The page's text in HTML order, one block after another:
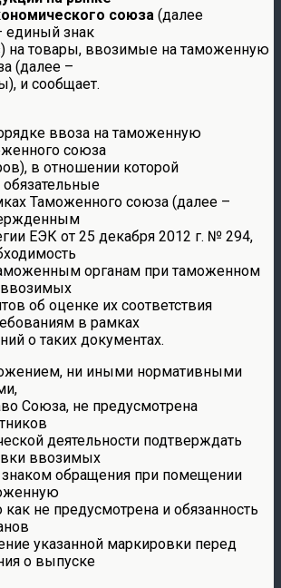
союза (далее
единый знак
на товары, ввозимые на таможенную
(далее –
и сообщает.
ввоза на таможенную
союза
в отношении которой
Таможенного союза (далее –
ЕЭК от 25 декабря 2012 г. № 294,
органам при таможенном
ввозимых
об оценке их соответствия
в рамках
о таких документах.
ни иными нормативными
Союза, не предусмотрена
деятельности подтверждать
ввозимых
обращения при помещении
не предусмотрена и обязанность
указанной маркировки перед
о выпуске